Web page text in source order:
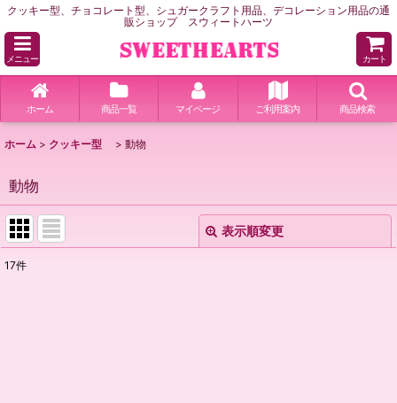
クッキー型、チョコレート型、シュガークラフト用品、デコレーション用品の通
販ショップ スウィートハーツ
メニュー カート
ホーム 商品一覧 マイページ ご利用案内 商品検索
ホーム > クッキー型 > 動物
動物
表示順変更
17件